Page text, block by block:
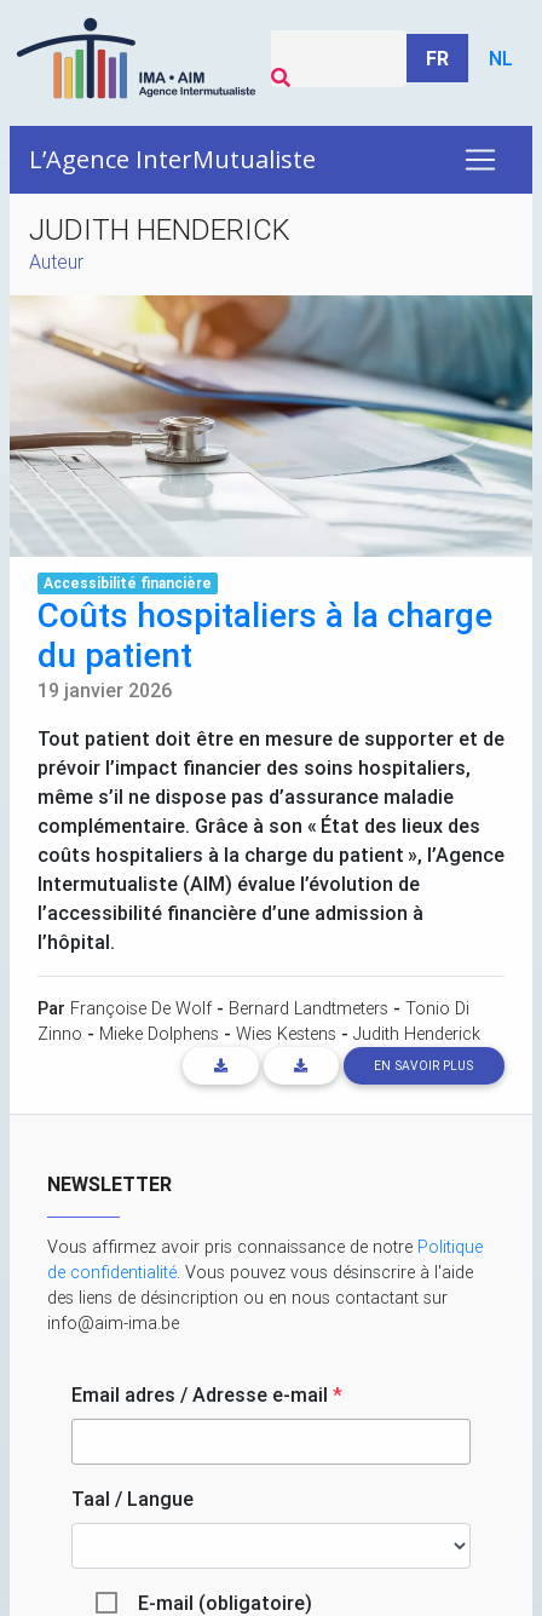
FR NL
L’Agence InterMutualiste
JUDITH HENDERICK
Auteur
Accessibilité financière
Coûts hospitaliers à la charge
du patient
19 janvier 2026
Tout patient doit être en mesure de supporter et de
prévoir l’impact financier des soins hospitaliers,
même s’il ne dispose pas d’assurance maladie
complémentaire. Grâce à son « État des lieux des
coûts hospitaliers à la charge du patient », l’Agence
Intermutualiste (AIM) évalue l’évolution de
l’accessibilité financière d’une admission à
l’hôpital.
Par Françoise De Wolf- Bernard Landtmeters - Tonio Di
Zinno - Mieke Dolphens - Wies Kestens - Judith Henderick
EN SAVOIR PLUS
NEWSLETTER
Vous affirmez avoir pris connaissance de notre Politique
de confidentialité. Vous pouvez vous désinscrire à l'aide
des liens de désincription ou en nous contactant sur
info@aim-ima.be
Email adres / Adresse e-mail *
Taal / Langue
E-mail (obligatoire)